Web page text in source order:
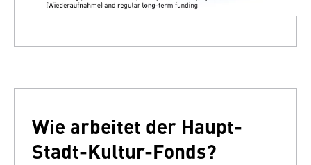
Wie arbeitet der Haupt-
Stadt-Kultur-Fonds?